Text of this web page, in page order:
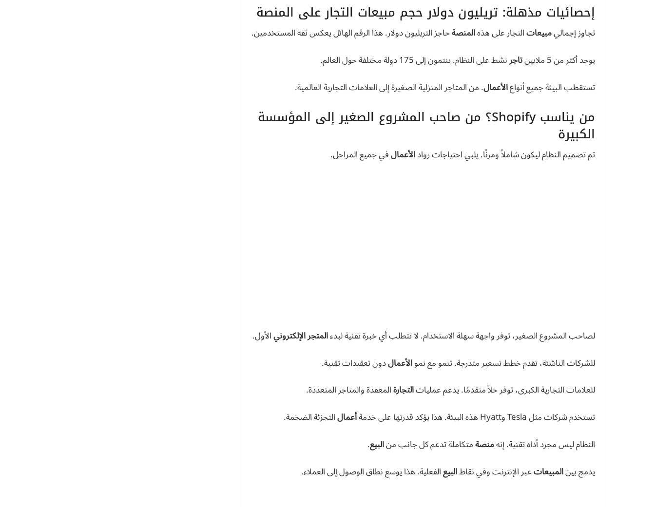
إحصائيات مذهلة: تريليون دولار حجم مبيعات التجار على المنصة
تجاوز إجماليمبيعاتالتجار على هذهالمنصةحاجز التريليون دولار. هذا الرقم الهائل يعكس ثقة المستخدمين.
يوجد أكثر من 5 ملايين
تاجرنشط على النظام. ينتمون إلى 175 دولة مختلفة حول العالم.
تستقطب البيئة جميع أنواعالأعمال. من المتاجر المنزلية الصغيرة إلى العلامات التجارية العالمية.
من يناسب Shopify؟ من صاحب المشروع الصغير إلى المؤسسة
الكبيرة
تم تصميم النظام ليكون شاملاً ومرنًا. يلبي احتياجات روادالأعمالفي جميع المراحل.
لصاحب المشروع الصغير، توفر واجهة سهلة الاستخدام. لا تتطلب أي خبرة تقنية لبدءالمتجر الإلكترونيالأول.
للشركات الناشئة، تقدم خطط تسعير متدرجة. تنمو مع نموالأعمالدون تعقيدات تقنية.
للعلامات التجارية الكبرى، توفر حلاً متقدمًا. يدعم عملياتالتجارةالمعقدة والمتاجر المتعددة.
تستخدم شركات مثل Tesla وHyatt هذه البيئة. هذا يؤكد قدرتها على خدمة
أعمالالتجزئة الضخمة.
النظام ليس مجرد أداة تقنية. إنهمنصةمتكاملة تدعم كل جانب منالبيع.
يدمج بينالمبيعاتعبر الإنترنت وفي نقاطالبيعالفعلية. هذا يوسع نطاق الوصول إلى العملاء.